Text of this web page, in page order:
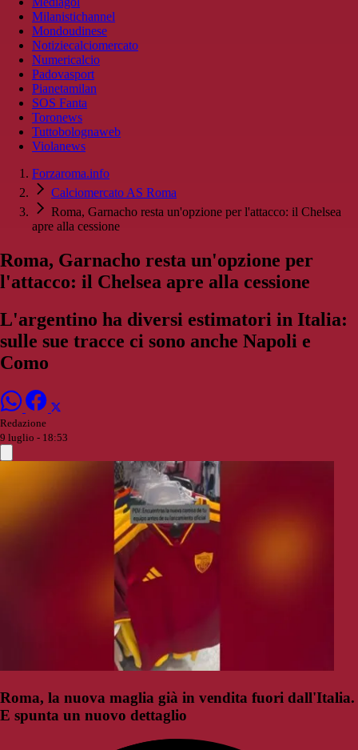
Milanistichannel
Mondoudinese
Notiziecalciomercato
Numericalcio
Padovasport
Pianetamilan
SOS Fanta
Toronews
Tuttobolognaweb
Violanews
Forzaroma.info
Calciomercato AS Roma
Roma, Garnacho resta un'opzione per l'attacco: il Chelsea
apre alla cessione
Roma, Garnacho resta un'opzione per
l'attacco: il Chelsea apre alla cessione
L'argentino ha diversi estimatori in Italia:
sulle sue tracce ci sono anche Napoli e
Como
Redazione
9 luglio - 18:53
Roma, la nuova maglia già in vendita fuori dall'Italia.
E spunta un nuovo dettaglio